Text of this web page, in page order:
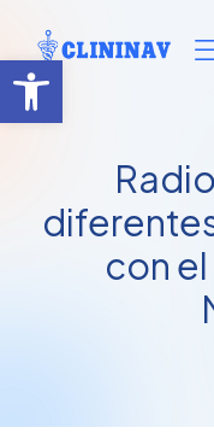
Abrir barra de
con